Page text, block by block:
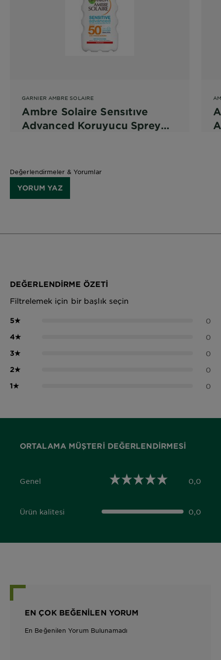
GARNIER AMBRE SOLAIRE
Ambre Solaire Sensıtıve
Advanced Koruyucu Sprey
Değerlendirmeler & Yorumlar
YORUM YAZ
DEĞERLENDIRME ÖZETI
Filtrelemek için bir başlık seçin
5★ 0
4★ 0
3★ 0
2★ 0
1★ 0
ORTALAMA MÜŞTERI DEĞERLENDIRMESI
Genel
0,0 out of 5 stars 0,0
Ürün kalitesi
0,0 out of 5 stars 0,0
EN ÇOK BEĞENILEN YORUM
En Beğenilen Yorum Bulunamadı